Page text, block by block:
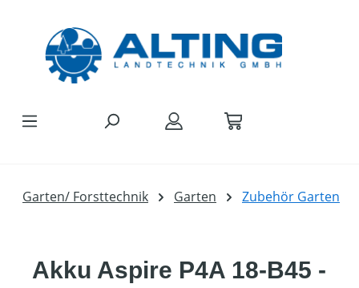
Garten/ Forsttechnik Garten Zubehör Garten
Akku Aspire P4A 18-B45 -